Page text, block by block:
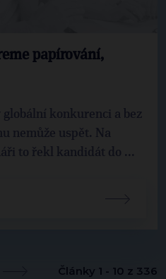
papírování,
konkurenci a bez
nemůže uspět. Na
to řekl kandidát do ...
Články 1 - 10 z 336